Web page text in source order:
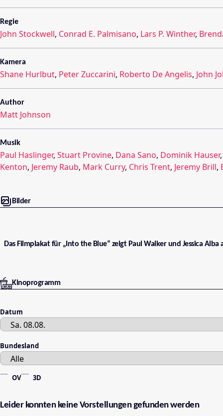
Regie
John Stockwell, Conrad E. Palmisano, Lars P. Winther,
Kamera
Shane Hurlbut, Peter Zuccarini, Roberto De Angelis, John
Author
Matt Johnson
Musik
Paul Haslinger, Stuart Provine, Dana Sano, Dominik Hauser
Kenton, Jeremy Raub, Mark Curry, Chris Trent, Jeremy Brill,
Bilder
Das Filmplakat für „Into the Blue“ zeigt Paul Walker und Jessica Alba
Kinoprogramm
Datum
Bundesland
OV 3D
Leider konnten keine Vorstellungen gefunden werden